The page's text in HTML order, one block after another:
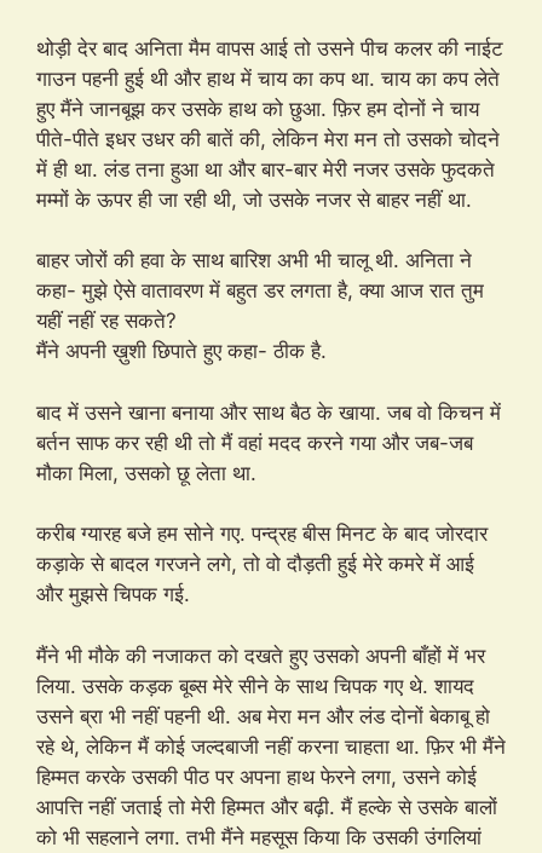
थोड़ी देर बाद अनिता मैम वापस आई तो उसने पीच कलर की नाईट
गाउन पहनी हुई थी और हाथ में चाय का कप था. चाय का कप लेते
हुए मैंने जानबूझ कर उसके हाथ को छुआ. फ़िर हम दोनों ने चाय
पीते-पीते इधर उधर की बातें की, लेकिन मेरा मन तो उसको चोदने
में ही था. लंड तना हुआ था और बार-बार मेरी नजर उसके फुदकते
मम्मों के ऊपर ही जा रही थी, जो उसके नजर से बाहर नहीं था.
बाहर जोरों की हवा के साथ बारिश अभी भी चालू थी. अनिता ने
कहा- मुझे ऐसे वातावरण में बहुत डर लगता है, क्या आज रात तुम
यहीं नहीं रह सकते?
मैंने अपनी ख़ुशी छिपाते हुए कहा- ठीक है.
बाद में उसने खाना बनाया और साथ बैठ के खाया. जब वो किचन में
बर्तन साफ कर रही थी तो मैं वहां मदद करने गया और जब-जब
मौका मिला, उसको छू लेता था.
करीब ग्यारह बजे हम सोने गए. पन्द्रह बीस मिनट के बाद जोरदार
कड़ाके से बादल गरजने लगे, तो वो दौड़ती हुई मेरे कमरे में आई
और मुझसे चिपक गई.
मैंने भी मौके की नजाकत को दखते हुए उसको अपनी बाँहों में भर
लिया. उसके कड़क बूब्स मेरे सीने के साथ चिपक गए थे. शायद
उसने ब्रा भी नहीं पहनी थी. अब मेरा मन और लंड दोनों बेकाबू हो
रहे थे, लेकिन मैं कोई जल्दबाजी नहीं करना चाहता था. फ़िर भी मैंने
हिम्मत करके उसकी पीठ पर अपना हाथ फेरने लगा, उसने कोई
आपत्ति नहीं जताई तो मेरी हिम्मत और बढ़ी. मैं हल्के से उसके बालों
को भी सहलाने लगा. तभी मैंने महसूस किया कि उसकी उंगलियां